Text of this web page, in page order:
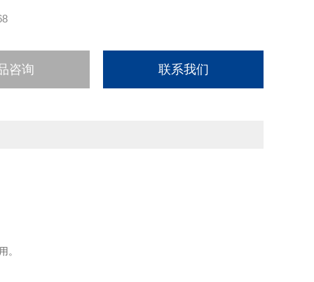
咨询 联系我们
。